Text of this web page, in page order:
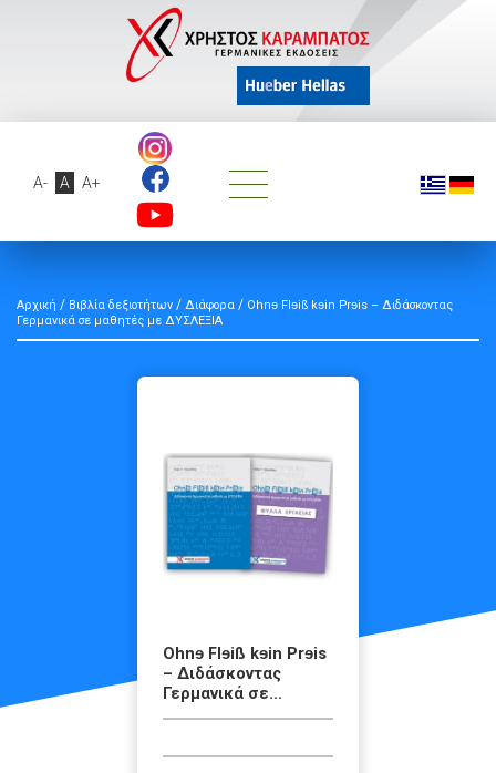
A- A A+
Αρχική / Βιβλία δεξιοτήτων / Διάφορα / Ohnɘ Flɘiß kɘin Prɘis – Διδάσκοντας
Γερμανικά σε μαθητές με ΔΥΣΛΕΞΙΑ
Ohnɘ Flɘiß kɘin Prɘis
– Διδάσκοντας
Γερμανικά σε...